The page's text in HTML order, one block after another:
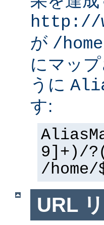
http://
が /
にマッ
うに
す:
9]+)/
/
URL